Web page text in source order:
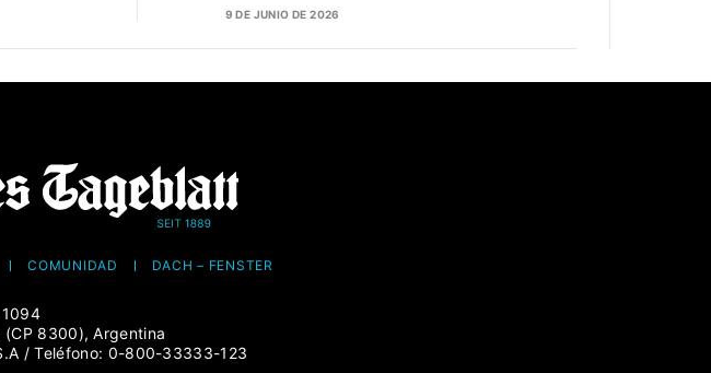
9 DE JUNIO DE 2026
COMUNIDAD DACH – FENSTER
1094
8300), Argentina
/ Teléfono: 0-800-33333-123